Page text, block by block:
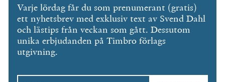
Varje lördag får du som prenumerant (gratis)
ett nyhetsbrev med exklusiv text av Svend Dahl
och lästips från veckan som gått. Dessutom
unika erbjudanden på Timbro förlags
utgivning.